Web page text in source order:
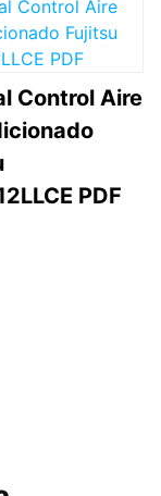
Control Aire
PDF